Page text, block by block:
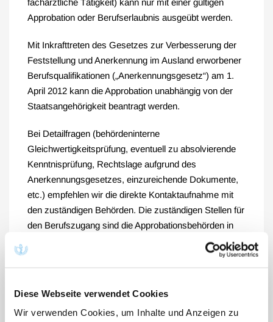
Diese Webseite verwendet Cookies
Wir verwenden Cookies, um Inhalte und Anzeigen zu
fachärztliche Tätigkeit) kann nur mit einer gültigen
Approbation oder Berufserlaubnis ausgeübt werden.
Mit Inkrafttreten des Gesetzes zur Verbesserung der
Feststellung und Anerkennung im Ausland erworbener
Berufsqualifikationen („Anerkennungsgesetz“) am 1.
April 2012 kann die Approbation unabhängig von der
Staatsangehörigkeit beantragt werden.
Bei Detailfragen (behördeninterne
Gleichwertigkeitsprüfung, eventuell zu absolvierende
Kenntnisprüfung, Rechtslage aufgrund des
Anerkennungsgesetzes, einzureichende Dokumente,
etc.) empfehlen wir die direkte Kontaktaufnahme mit
den zuständigen Behörden. Die zuständigen Stellen für
den Berufszugang sind die Approbationsbehörden in
Liste mit Ansprechpartnern und Adressen
Die Landesärztekammern sind als Körperschaften des
öffentlichen Rechts für die Prüfung und eventuelle